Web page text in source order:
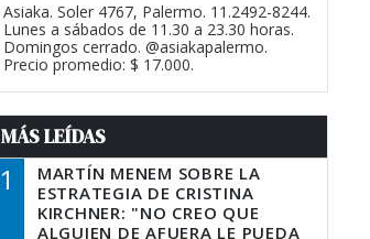
Asiaka. Soler 4767, Palermo. 11.2492-8244.
Lunes a sábados de 11.30 a 23.30 horas.
Domingos cerrado. @asiakapalermo.
Precio promedio: $ 17.000.
MÁS LEÍDAS
1
MARTÍN MENEM SOBRE LA
ESTRATEGIA DE CRISTINA
KIRCHNER: "NO CREO QUE
ALGUIEN DE AFUERA LE PUEDA